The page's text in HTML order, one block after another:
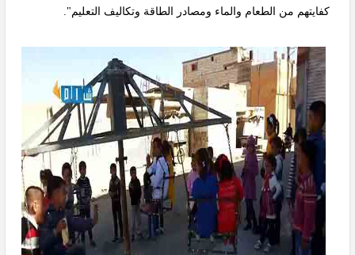
كفايتهم من الطعام والماء ومصادر الطاقة وتكاليف التعليم".